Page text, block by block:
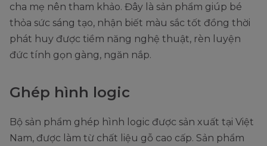
cha mẹ nên tham khảo. Đây là sản phẩm giúp bé
thỏa sức sáng tạo, nhận biết màu sắc tốt đồng thời
phát huy được tiềm năng nghệ thuật, rèn luyện
đức tính gọn gàng, ngăn nắp.
Ghép hình logic
Bộ sản phẩm ghép hình logic được sản xuất tại Việt
Nam, được làm từ chất liệu gỗ cao cấp. Sản phẩm